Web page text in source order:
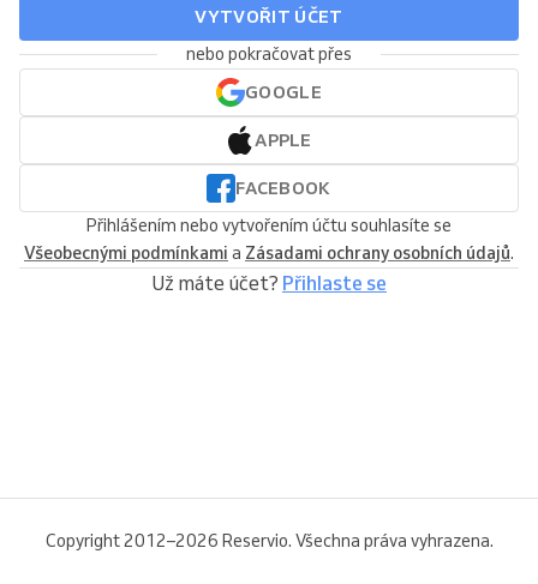
VYTVOŘIT ÚČET
nebo pokračovat přes
GOOGLE
APPLE
FACEBOOK
Přihlášením nebo vytvořením účtu souhlasíte se
Všeobecnými podmínkami a Zásadami ochrany osobních údajů.
Už máte účet? Přihlaste se
Copyright 2012–2026 Reservio. Všechna práva vyhrazena.